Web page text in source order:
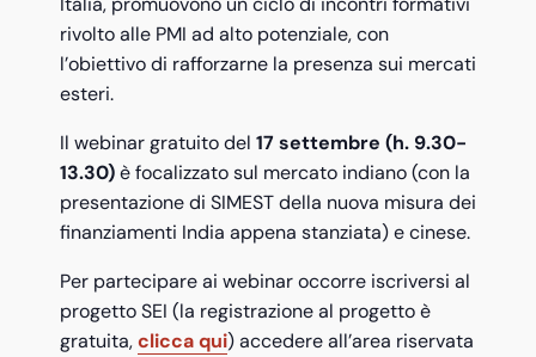
rivolto alle PMI ad alto potenziale, con
l’obiettivo di rafforzarne la presenza sui mercati
esteri.
Il webinar gratuito del 17 settembre (h. 9.30-
13.30)è focalizzato sul mercato indiano (con la
presentazione di SIMEST della nuova misura dei
finanziamenti India appena stanziata) e cinese.
Per partecipare ai webinar occorre iscriversi al
progetto SEI (la registrazione al progetto è
gratuita,clicca qui) accedere all’area riservata